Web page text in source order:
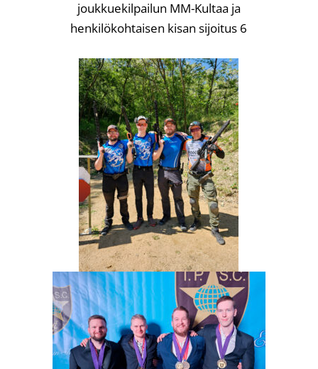
joukkuekilpailun MM-Kultaa ja
henkilökohtaisen kisan sijoitus 6